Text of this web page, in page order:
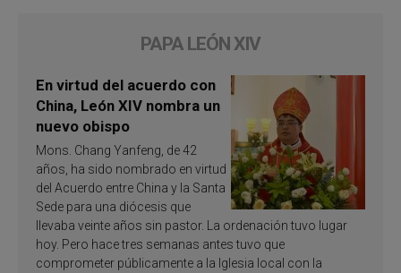
PAPA LEÓN XIV
En virtud del acuerdo con
China, León XIV nombra un
nuevo obispo
Mons. Chang Yanfeng, de 42
años, ha sido nombrado en virtud
del Acuerdo entre China y la Santa
Sede para una diócesis que
llevaba veinte años sin pastor. La ordenación tuvo lugar
hoy. Pero hace tres semanas antes tuvo que
comprometer públicamente a la Iglesia local con la